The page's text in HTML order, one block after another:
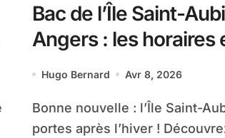
Bac de l’Île Saint-
Angers : les horaires
2026
Hugo Bernard Avr 8, 2026
Bonne nouvelle : l’Île Saint-Aubin rouvre ses
portes après l’hiver !